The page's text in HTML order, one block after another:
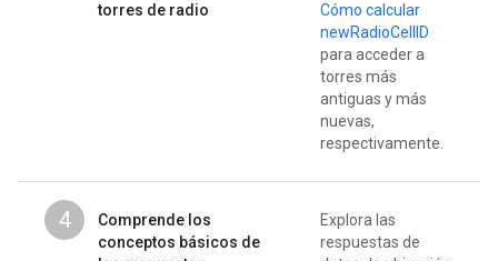
torres de radio
Cómo calcular
newRadioCellID
para acceder a
torres más
antiguas y más
nuevas,
respectivamente.
4
Comprende los
conceptos básicos de
Explora las
respuestas de